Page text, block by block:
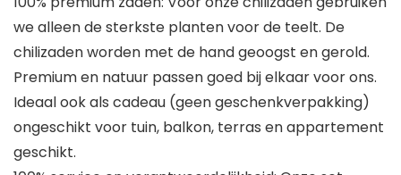
we alleen de sterkste planten voor de teelt. De
chilizaden worden met de hand geoogst en gerold.
Premium en natuur passen goed bij elkaar voor ons.
Ideaal ook als cadeau (geen geschenkverpakking)
ongeschikt voor tuin, balkon, terras en appartement
geschikt.